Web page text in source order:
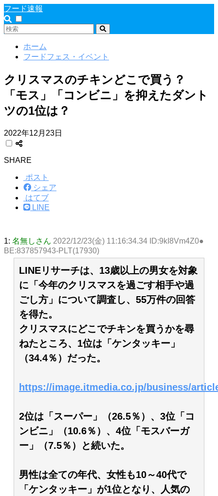
フード速報
ホーム
フードフェス・イベント
クリスマスのチキンどこで買う？
「モス」「コンビニ」を抑えたダント
ツの1位は？
2022年12月23日
SHARE
ポスト
シェア
はてブ
LINE
1: 名無しさん 2022/12/23(金) 11:16:34.34 ID:9kI8Vm4Z0●
BE:837857943-PLT(17930)
LINEリサーチは、13歳以上の男女を対象
に「今年のクリスマスを過ごす相手や過
ごし方」について調査し、55万件の回答
を得た。
クリスマスにどこでチキンを買うかを尋
ねたところ、1位は「ケンタッキー」
（34.4％）だった。
https://image.itmedia.co.jp/business/
2位は「スーパー」（26.5％）、3位「コ
ンビニ」（10.6％）、4位「モスバーガ
ー」（7.5％）と続いた。
男性は全ての年代、女性も10～40代で
「ケンタッキー」が1位となり、人気の